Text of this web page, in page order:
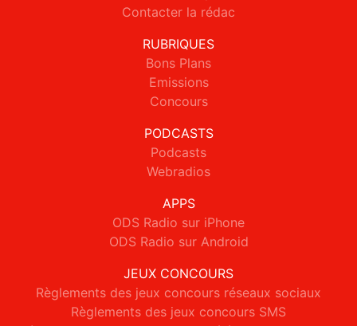
Contacter la rédac
RUBRIQUES
Bons Plans
Emissions
Concours
PODCASTS
Podcasts
Webradios
APPS
ODS Radio sur iPhone
ODS Radio sur Android
JEUX CONCOURS
Règlements des jeux concours réseaux sociaux
Règlements des jeux concours SMS